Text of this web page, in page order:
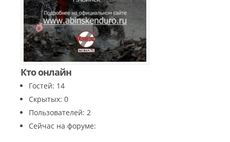
Кто онлайн
Гостей: 14
Скрытых: 0
Пользователей: 2
Сейчас на форуме: